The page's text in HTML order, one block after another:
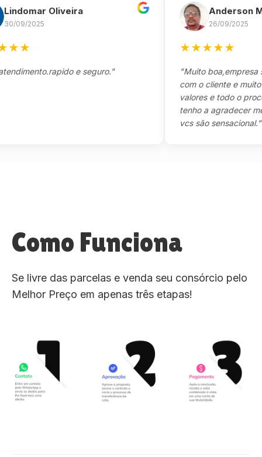
Oliveira
2025
e seguro."
Anderson
26/09/2025
★★★
"Muito boa,empresa séria
com o cliente e muito
valores e todo o processo
tenho a agradecer
vcs são sensacional."
Como Funciona
Se livre das parcelas e venda seu consórcio pelo
Melhor Preço em apenas três etapas!